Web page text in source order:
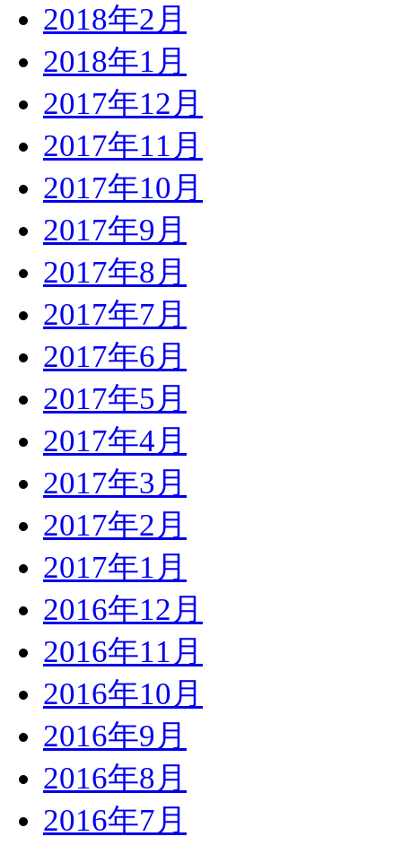
2018年2月
2018年1月
2017年12月
2017年11月
2017年10月
2017年9月
2017年8月
2017年7月
2017年6月
2017年5月
2017年4月
2017年3月
2017年2月
2017年1月
2016年12月
2016年11月
2016年10月
2016年9月
2016年8月
2016年7月